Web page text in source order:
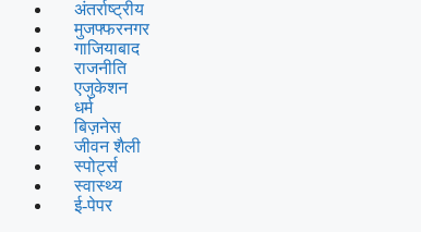
अंतर्राष्ट्रीय
मुजफ्फरनगर
गाजियाबाद
राजनीति
एजुकेशन
धर्म
बिज़नेस
जीवन शैली
स्पोर्ट्स
स्वास्थ्य
ई-पेपर